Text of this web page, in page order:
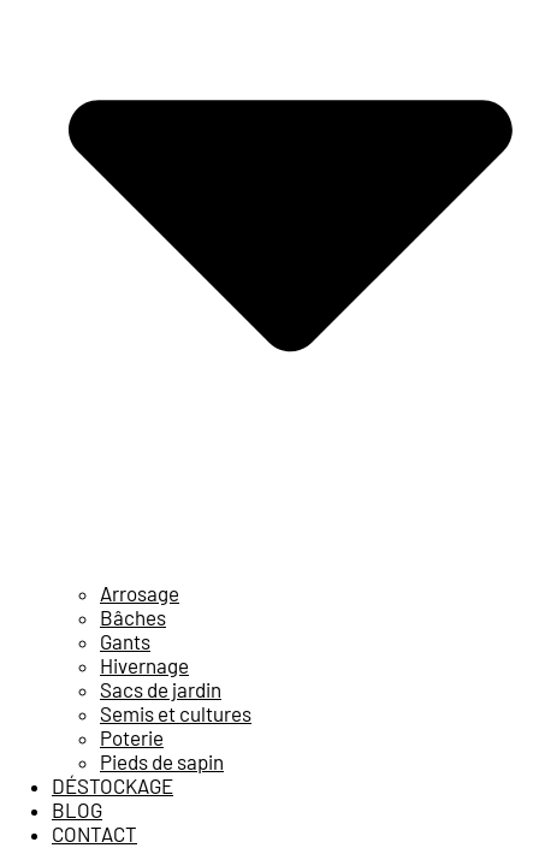
Arrosage
Bâches
Gants
Hivernage
Sacs de jardin
Semis et cultures
Poterie
Pieds de sapin
DÉSTOCKAGE
BLOG
CONTACT